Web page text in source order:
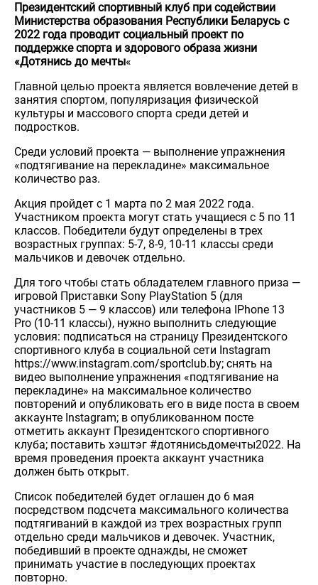
Президентский спортивный клуб при содействии
Министерства образования Республики Беларусь с
2022 года проводит социальный проект по
поддержке спорта и здорового образа жизни
«Дотянись до мечты«
Главной целью проекта является вовлечение детей в
занятия спортом, популяризация физической
культуры и массового спорта среди детей и
подростков.
Среди условий проекта — выполнение упражнения
«подтягивание на перекладине» максимальное
количество раз.
Акция пройдет с 1 марта по 2 мая 2022 года.
Участником проекта могут стать учащиеся с 5 по 11
классов. Победители будут определены в трех
возрастных группах: 5-7, 8-9, 10-11 классы среди
мальчиков и девочек отдельно.
Для того чтобы стать обладателем главного приза —
игровой Приставки Sony PlayStation 5 (для
участников 5 — 9 классов) или телефона IPhone 13
Pro (10-11 классы), нужно выполнить следующие
условия: подписаться на страницу Президентского
спортивного клуба в социальной сети Instagram
https://www.instagram.com/sportclub.by; снять на
видео выполнение упражнения «подтягивание на
перекладине» на максимальное количество
повторений и опубликовать его в виде поста в своем
аккаунте Instagram; в опубликованном посте
отметить аккаунт Президентского спортивного
клуба; поставить хэштэг #дотянисьдомечты2022. На
время проведения проекта аккаунт участника
должен быть открыт.
Список победителей будет оглашен до 6 мая
посредством подсчета максимального количества
подтягиваний в каждой из трех возрастных групп
отдельно среди мальчиков и девочек. Участник,
победивший в проекте однажды, не сможет
принимать участие в последующих проектах
повторно.